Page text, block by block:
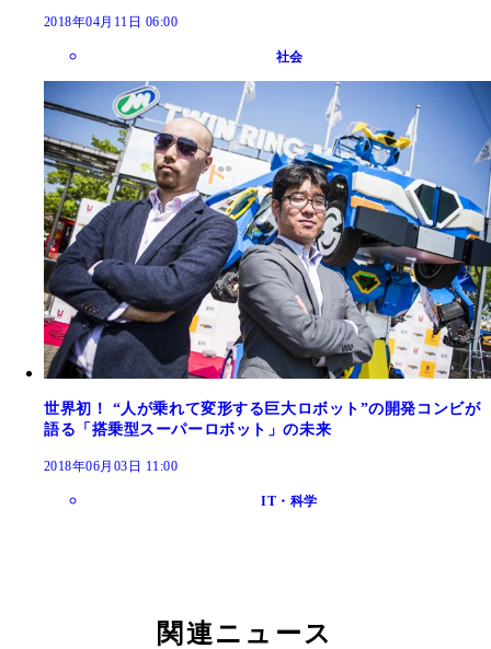
2018年04月11日 06:00
社会
世界初！ “人が乗れて変形する巨大ロボット”の開発コンビが
語る「搭乗型スーパーロボット」の未来
2018年06月03日 11:00
IT・科学
関連ニュース